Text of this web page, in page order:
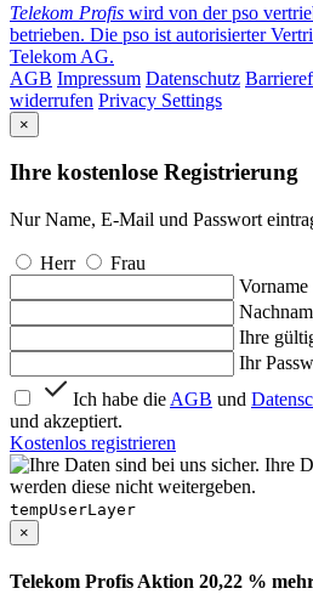
Telekom Profis wird von der pso
betrieben. Die pso ist autorisierter
Telekom AG.
AGB Impressum Datenschutz
widerrufen Privacy Settings
×
Ihre kostenlose Registrierung
Nur Name, E-Mail und Passwort
Herr
Frau
Vorname
Ihre
Ihr
Ich habe die AGB und
und akzeptiert.
Kostenlos registrieren
Ihre
werden diese nicht weitergeben.
tempUserLayer
×
Telekom Profis Aktion 20,22 %